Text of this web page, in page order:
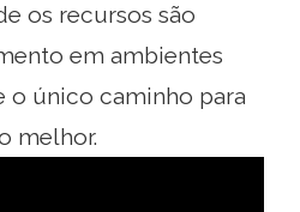
os recursos são
em ambientes
o único caminho para
melhor.